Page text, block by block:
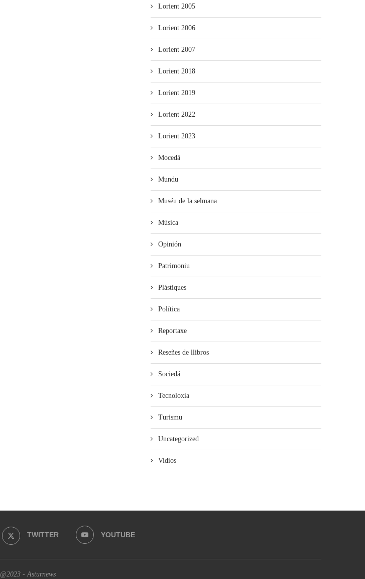
Lorient 2005
Lorient 2006
Lorient 2007
Lorient 2018
Lorient 2019
Lorient 2022
Lorient 2023
Mocedá
Mundu
Muséu de la selmana
Música
Opinión
Patrimoniu
Plástiques
Política
Reportaxe
Reseñes de llibros
Sociedá
Tecnoloxía
Turismu
Uncategorized
Vidios
TWITTER YOUTUBE
@2023 - Asturnews